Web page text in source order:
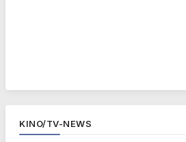
KINO/TV-NEWS